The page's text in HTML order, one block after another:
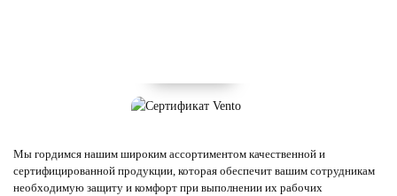
Мы гордимся нашим широким ассортиментом качественной и
сертифицированной продукции, которая обеспечит вашим сотрудникам
необходимую защиту и комфорт при выполнении их рабочих